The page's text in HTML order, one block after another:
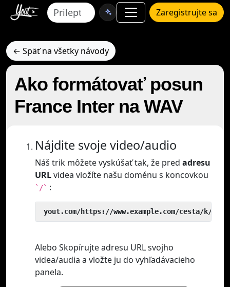
Zaregistrujte sa
← Späť na všetky návody
Ako formátovať posun
France Inter na WAV
Nájdite svoje video/audio
Náš trik môžete vyskúšať tak, že pred adresu
URLvidea vložíte našu doménu s koncovkou
`/` :
yout.com/https://www.example.com/cesta/k/
Alebo Skopírujte adresu URL svojho
videa/audia a vložte ju do vyhľadávacieho
panela.